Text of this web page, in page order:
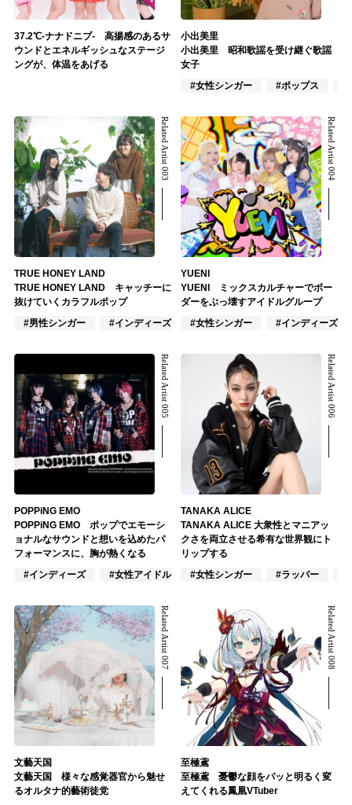
37.2℃-ナナドニブ- 高揚感のあるサ
ウンドとエネルギッシュなステージ
ングが、体温をあげる
小出美里
小出美里 昭和歌謡を受け継ぐ歌謡
女子
#女性シンガー
#ポップス
Related Artist 003
TRUE HONEY LAND
TRUE HONEY LAND キャッチーに
抜けていくカラフルポップ
#男性シンガー
#インディーズ #混合バンド
Related Artist 004
YUENI
YUENI ミックスカルチャーでボー
ダーをぶっ壊すアイドルグループ
#女性シンガー
#インディーズ
Related Artist 005
POPPiNG EMO
POPPiNG EMO ポップでエモーシ
ョナルなサウンドと想いを込めたパ
フォーマンスに、胸が熱くなる
#インディーズ
#女性アイドル #女性ユニット
Related Artist 006
TANAKA ALICE
TANAKA ALICE 大衆性とマニアッ
クさを両立させる希有な世界観にト
リップする
#女性シンガー
#ラッパー
Related Artist 007
文藝天国
文藝天国 様々な感覚器官から魅せ
るオルタナ的藝術徒党
Related Artist 008
至極鳶
至極鳶 憂鬱な顔をパッと明るく変
えてくれる鳳凰VTuber